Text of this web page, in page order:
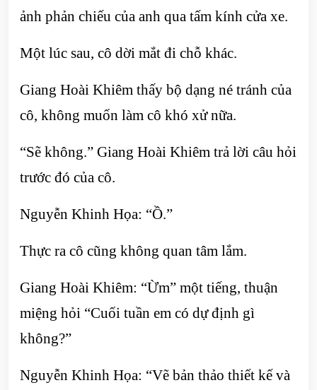
ảnh phản chiếu của anh qua tấm kính cửa xe.
Một lúc sau, cô dời mắt đi chỗ khác.
Giang Hoài Khiêm thấy bộ dạng né tránh của
cô, không muốn làm cô khó xử nữa.
“Sẽ không.” Giang Hoài Khiêm trả lời câu hỏi
trước đó của cô.
Nguyễn Khinh Họa: “Ồ.”
Thực ra cô cũng không quan tâm lắm.
Giang Hoài Khiêm: “Ừm” một tiếng, thuận
miệng hỏi “Cuối tuần em có dự định gì
không?”
Nguyễn Khinh Họa: “Vẽ bản thảo thiết kế và